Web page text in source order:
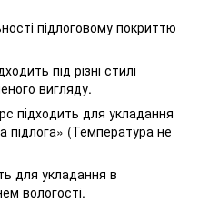
підлоговому покриттю
під різні стилі
вигляду.
підходить для укладання
підлога» (Температура не
для укладання в
вологості.